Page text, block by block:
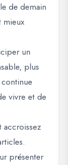
de demain
un
plus
vivre et de
accroissez
présenter